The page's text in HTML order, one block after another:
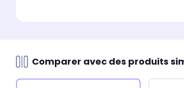
Comparer avec des produits